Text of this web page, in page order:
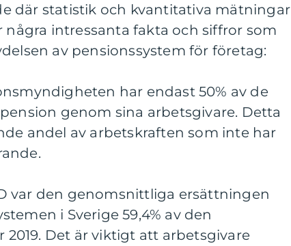
där statistik och kvantitativa mätningar
några intressanta fakta och siffror som
av pensionssystem för företag:
har endast 50% av de
genom sina arbetsgivare. Detta
andel av arbetskraften som inte har
var den genomsnittliga ersättningen
i Sverige 59,4% av den
Det är viktigt att arbetsgivare